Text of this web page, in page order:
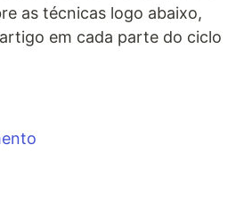
as técnicas logo abaixo,
em cada parte do ciclo